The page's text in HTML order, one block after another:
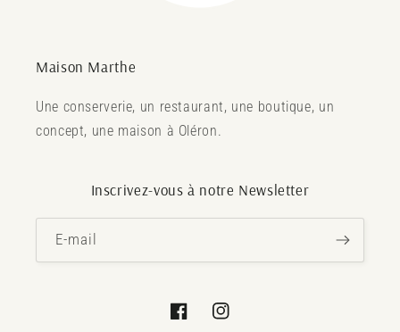
Maison Marthe
Une conserverie, un restaurant, une boutique, un
concept, une maison à Oléron.
Inscrivez-vous à notre Newsletter
E-mail
FacebookInstagram